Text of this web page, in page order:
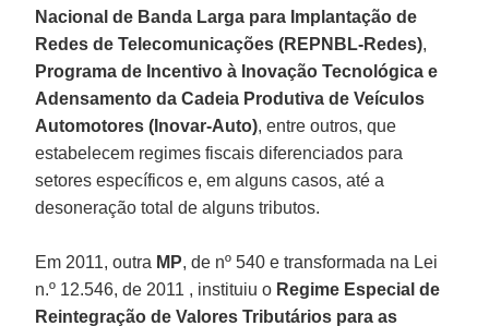
Nacional de Banda Larga para Implantação de
Redes de Telecomunicações (REPNBL-Redes),
Programa de Incentivo à Inovação Tecnológica e
Adensamento da Cadeia Produtiva de Veículos
Automotores (Inovar-Auto), entre outros, que
estabelecem regimes fiscais diferenciados para
setores específicos e, em alguns casos, até a
desoneração total de alguns tributos.
Em 2011, outra MP, de nº 540 e transformada na Lei
n.º 12.546, de 2011 , instituiu o Regime Especial de
Reintegração de Valores Tributários para as